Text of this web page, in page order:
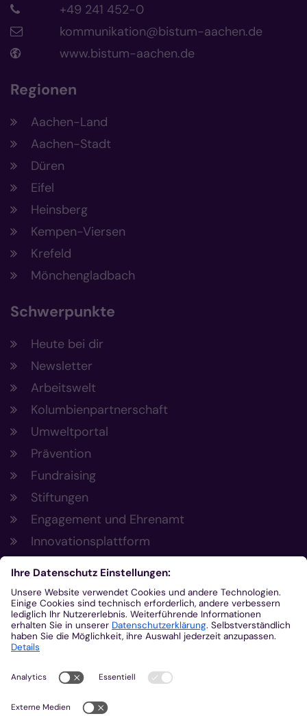
+49 241 452-0
kommunikation@bistum-aachen.de
www.bistum-aachen.de
Regionen
Aachen-Land
Aachen-Stadt
Düren
Eifel
Heinsberg
Kempen-Viersen
Krefeld
Mönchengladbach
Schwerpunkte
Heute bei dir
Newsletter
Arbeitswelt
Kolumbienpartnerschaft
Umweltportal
Prävention
Fundraising
Stiftungen
Engagement und Ehrenamt
Innovationsplattform
Aus der Plattform
Nachrichten
Veranstaltungen
Gottesdienste
Stellenangebote
Kirchenzeitung